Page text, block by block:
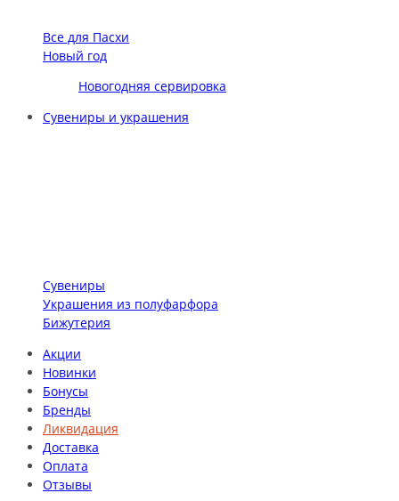
Все для Пасхи
Новый год
Новогодняя сервировка
Сувениры и украшения
Сувениры
Украшения из полуфарфора
Бижутерия
Акции
Новинки
Бонусы
Бренды
Ликвидация
Доставка
Оплата
Отзывы